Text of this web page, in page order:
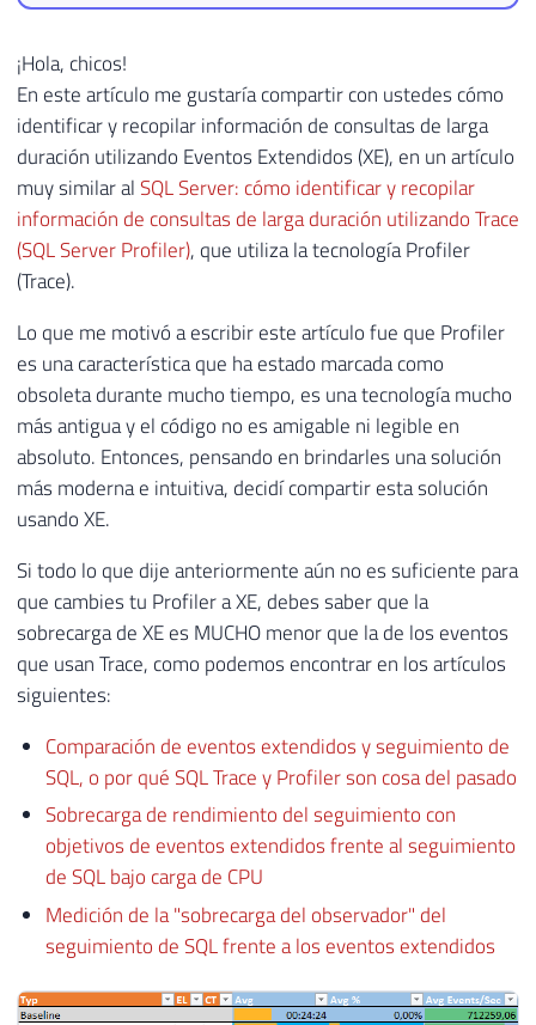
¡Hola, chicos!
En este artículo me gustaría compartir con ustedes cómo
identificar y recopilar información de consultas de larga
duración utilizando Eventos Extendidos (XE), en un artículo
muy similar alSQL Server: cómo identificar y recopilar
información de consultas de larga duración utilizando Trace
(SQL Server Profiler), que utiliza la tecnología Profiler
(Trace).
Lo que me motivó a escribir este artículo fue que Profiler
es una característica que ha estado marcada como
obsoleta durante mucho tiempo, es una tecnología mucho
más antigua y el código no es amigable ni legible en
absoluto. Entonces, pensando en brindarles una solución
más moderna e intuitiva, decidí compartir esta solución
usando XE.
Si todo lo que dije anteriormente aún no es suficiente para
que cambies tu Profiler a XE, debes saber que la
sobrecarga de XE es MUCHO menor que la de los eventos
que usan Trace, como podemos encontrar en los artículos
siguientes:
Comparación de eventos extendidos y seguimiento de
SQL, o por qué SQL Trace y Profiler son cosa del pasado
Sobrecarga de rendimiento del seguimiento con
objetivos de eventos extendidos frente al seguimiento
de SQL bajo carga de CPU
Medición de la "sobrecarga del observador" del
seguimiento de SQL frente a los eventos extendidos